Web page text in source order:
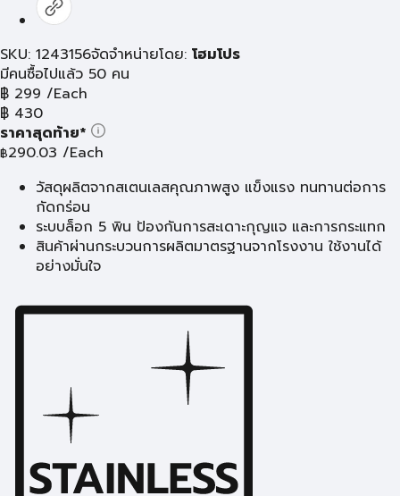
SKU: 1243156จัดจำหน่ายโดย: โฮมโปร
มีคนซื้อไปแล้ว 50 คน
฿ 299 /Each
฿ 430
ราคาสุดท้าย*
฿290.03 /Each
วัสดุผลิตจากสเตนเลสคุณภาพสูง แข็งแรง ทนทานต่อการ
กัดกร่อน
ระบบล็อก 5 พิน ป้องกันการสะเดาะกุญแจ และการกระแทก
สินค้าผ่านกระบวนการผลิตมาตรฐานจากโรงงาน ใช้งานได้
อย่างมั่นใจ